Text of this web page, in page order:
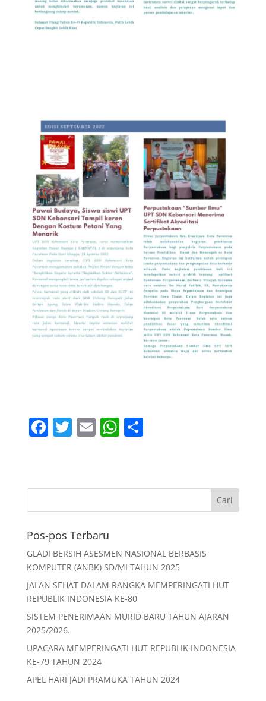
F
e
o
k
T
er
E
l
W
s
S
e
Pos-pos Terbaru
GLADI BERSIH ASESMEN NASIONAL BERBASIS
KOMPUTER (ANBK) SD/MI TAHUN 2025
JALAN SEHAT DALAM RANGKA MEMPERINGATI HUT
REPUBLIK INDONESIA KE-80
SISTEM PENERIMAAN MURID BARU TAHUN AJARAN
2025/2026.
UPACARA MEMPERINGATI HUT REPUBLIK INDONESIA
KE-79 TAHUN 2024
APEL HARI JADI PRAMUKA TAHUN 2024